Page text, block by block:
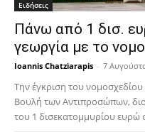
Ειδήσεις
Πάνω από 1 δισ.
γεωργία με το
Ioannis Chatziarapis - 7
Την έγκριση του
Βουλή των Αντιπροσώπων,
του 1 δισεκατομμυρίου ευρώ